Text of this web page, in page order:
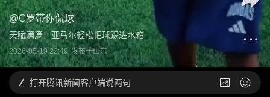
@C罗带你侃球
天赋满满！亚马尔轻松把球踢进水箱
2026-05-19 22:49 发布于山东
1
打开腾讯新闻客户端说两句